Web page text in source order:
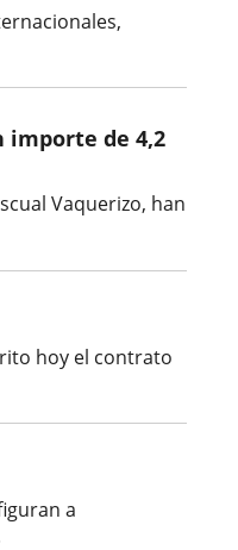
importe de 4,2
Vaquerizo, han
hoy el contrato
a